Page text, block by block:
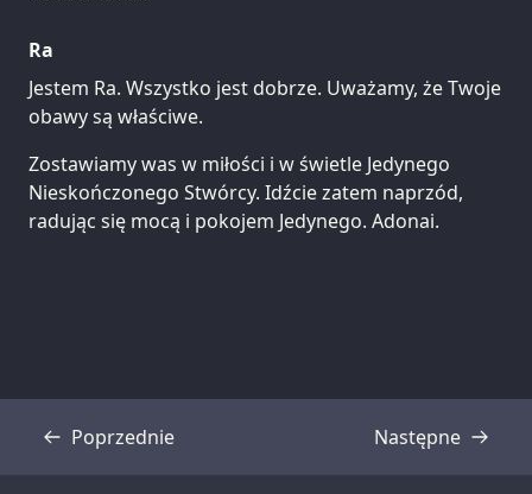
Ra
Jestem Ra. Wszystko jest dobrze. Uważamy, że Twoje
obawy są właściwe.
Zostawiamy was w miłości i w świetle Jedynego
Nieskończonego Stwórcy. Idźcie zatem naprzód,
radując się mocą i pokojem Jedynego. Adonai.
Poprzednie
Transkrypcja Następne
Transkrypcja